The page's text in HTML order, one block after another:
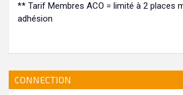
** Tarif Membres ACO = limité à 2 places
adhésion
CONNECTION